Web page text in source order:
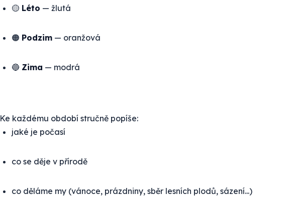
🟡 Léto — žlutá
🟠 Podzim — oranžová
🔵 Zima — modrá
Ke každému období stručně popíše:
jaké je počasí
co se děje v přírodě
co děláme my (vánoce, prázdniny, sběr lesních plodů, sázení...)